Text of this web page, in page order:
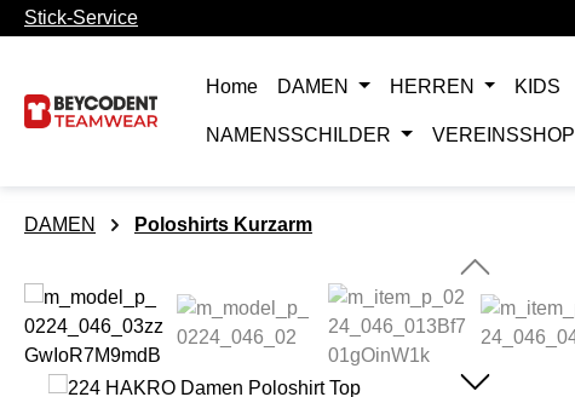
Hauptinhalt springen
Zur Suche springen
Zur Hauptnavigation springen
Stick-Service
Home DAMEN HERREN KIDS
NAMENSSCHILDER VEREINSSHOP
DAMEN Poloshirts Kurzarm
Bildergalerie überspringen